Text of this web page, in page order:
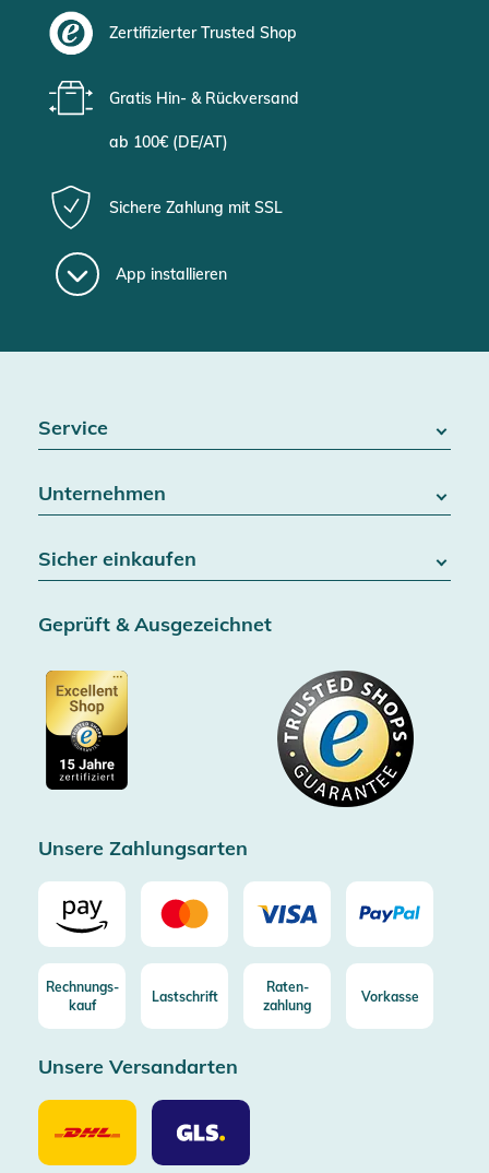
Zertifizierter Trusted Shop
Gratis Hin- & Rückversand
ab 100€ (DE/AT)
Sichere Zahlung mit SSL
App installieren
Service
Batteriegesetz
Widerrufsrecht
Vertrag widerrufen
AGB & Kundeninformationen
Datenschutz
Cookie-Einstellungen
Unternehmen
Blog
Jobs
Gutscheine
Showroom Düsseldorf
Impressum
Sicher einkaufen
SSL-Verschlüsselung
Zertifiziert durch Trusted Shops
Käuferschutz bis 20000€
Gratis Versand ab 100€ Bestellwert (in DE/AT)
Kostenlose Rücksendung (aus DE/AT)
Geprüft & Ausgezeichnet
Unsere Zahlungsarten
Rechnungs-
kauf
Lastschrift
Raten-
zahlung
Vorkasse
Unsere Versandarten
Unsere
Versandarten
DHL
Unsere
Versandarten
GLS